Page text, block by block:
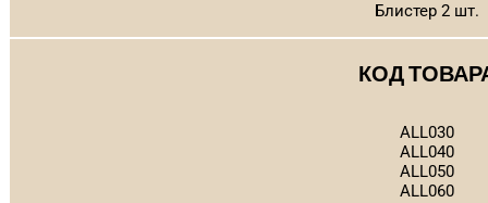
Блистер 2 шт.
КОД
ALL030
ALL040
ALL050
ALL060